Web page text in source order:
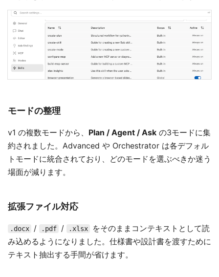
モードの整理
v1 の複数モードから、 Plan / Agent / Ask の3モードに集
約されました。Advanced や Orchestrator は各デフォル
トモードに統合されており、どのモードを選ぶべきか迷う
場面が減ります。
拡張ファイル対応
.docx / .pdf / .xlsx
をそのままコンテキストとして読
み込めるようになりました。仕様書や設計書を渡すために
テキスト抽出する手間が省けます。